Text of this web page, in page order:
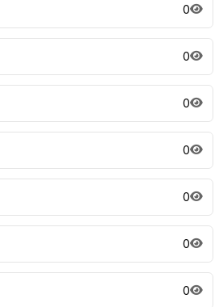
0
0
0
0
0
0
0